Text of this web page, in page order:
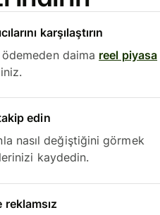
karşılaştırın
daima reel piyasa
edin
nasıl değiştiğini görmek
kaydedin.